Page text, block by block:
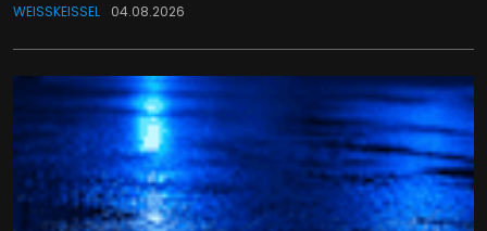
WEISSKEISSEL 04.08.2026